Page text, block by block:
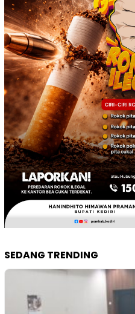
SEDANG TRENDING